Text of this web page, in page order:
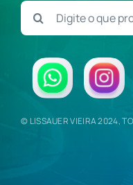
Buscar
resultados
© LISSAUER VIEIRA 2024,